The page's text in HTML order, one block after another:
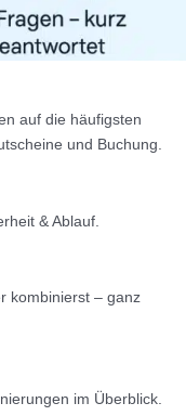
auf die häufigsten
und Buchung.
& Ablauf.
kombinierst – ganz
im Überblick.